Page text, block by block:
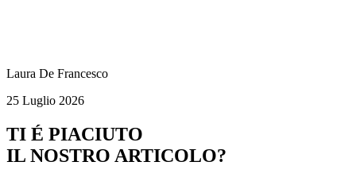
Laura De Francesco
25 Luglio 2026
TI É PIACIUTO
IL NOSTRO ARTICOLO?